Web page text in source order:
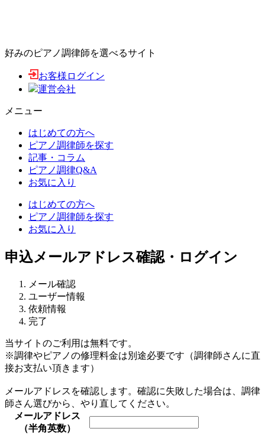
好みのピアノ調律師を選べるサイト
お客様ログイン
運営会社
メニュー
はじめての方へ
ピアノ調律師を探す
記事・コラム
ピアノ調律Q&A
お気に入り
はじめての方へ
ピアノ調律師を探す
お気に入り
申込メールアドレス確認・ログイン
メール確認
ユーザー情報
依頼情報
完了
当サイトのご利用は無料です。
※調律やピアノの修理料金は別途必要です（調律師さんに直
接お支払い頂きます）
メールアドレスを確認します。確認に失敗した場合は、調律
師さん選びから、やり直してください。
メールアドレス
（半角英数）